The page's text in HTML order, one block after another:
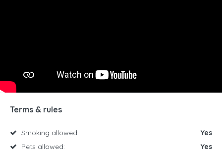
Terms & rules
Smoking allowed:
Yes
Pets allowed:
Yes